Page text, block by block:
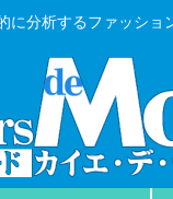
に分析するファッシ